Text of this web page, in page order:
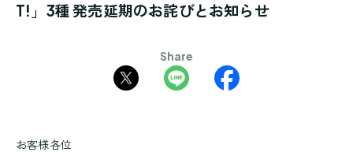
T!」3種 発売延期のお詫びとお知らせ
Share
お客様各位